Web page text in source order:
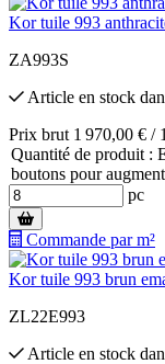
Kor tuile 993
ZA993S
Article en stock
Prix brut 1 970,00 € /
Quantité de produit :
boutons pour
pc
Commande par m²
Kor tuile 993 brun
ZL22E993
Article en stock